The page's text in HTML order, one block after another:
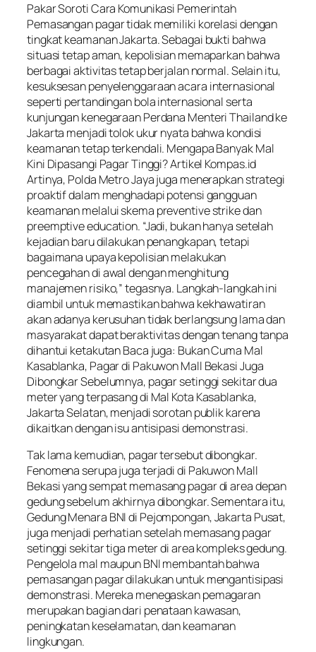
Pakar Soroti Cara Komunikasi Pemerintah
Pemasangan pagar tidak memiliki korelasi dengan
tingkat keamanan Jakarta. Sebagai bukti bahwa
situasi tetap aman, kepolisian memaparkan bahwa
berbagai aktivitas tetap berjalan normal. Selain itu,
kesuksesan penyelenggaraan acara internasional
seperti pertandingan bola internasional serta
kunjungan kenegaraan Perdana Menteri Thailand ke
Jakarta menjadi tolok ukur nyata bahwa kondisi
keamanan tetap terkendali. Mengapa Banyak Mal
Kini Dipasangi Pagar Tinggi? Artikel Kompas.id
Artinya, Polda Metro Jaya juga menerapkan strategi
proaktif dalam menghadapi potensi gangguan
keamanan melalui skema preventive strike dan
preemptive education. “Jadi, bukan hanya setelah
kejadian baru dilakukan penangkapan, tetapi
bagaimana upaya kepolisian melakukan
pencegahan di awal dengan menghitung
manajemen risiko,” tegasnya. Langkah-langkah ini
diambil untuk memastikan bahwa kekhawatiran
akan adanya kerusuhan tidak berlangsung lama dan
masyarakat dapat beraktivitas dengan tenang tanpa
dihantui ketakutan Baca juga: Bukan Cuma Mal
Kasablanka, Pagar di Pakuwon Mall Bekasi Juga
Dibongkar Sebelumnya, pagar setinggi sekitar dua
meter yang terpasang di Mal Kota Kasablanka,
Jakarta Selatan, menjadi sorotan publik karena
dikaitkan dengan isu antisipasi demonstrasi.
Tak lama kemudian, pagar tersebut dibongkar.
Fenomena serupa juga terjadi di Pakuwon Mall
Bekasi yang sempat memasang pagar di area depan
gedung sebelum akhirnya dibongkar. Sementara itu,
Gedung Menara BNI di Pejompongan, Jakarta Pusat,
juga menjadi perhatian setelah memasang pagar
setinggi sekitar tiga meter di area kompleks gedung.
Pengelola mal maupun BNI membantah bahwa
pemasangan pagar dilakukan untuk mengantisipasi
demonstrasi. Mereka menegaskan pemagaran
merupakan bagian dari penataan kawasan,
peningkatan keselamatan, dan keamanan
lingkungan.